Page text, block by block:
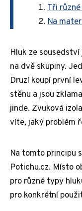
Tři
Na
Hluk ze
na dvě skupiny.
Druzí koupí první
stěnu a jsou
jinde. Zvuková
víte, jaký problém
Na tomto principu
Potichu.cz. Místo
pro různé typy
pro konkrétní